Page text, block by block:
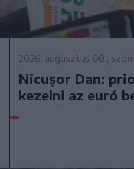
2026. augusztus 08.,
Nicușor Dan:
kezelni az euró